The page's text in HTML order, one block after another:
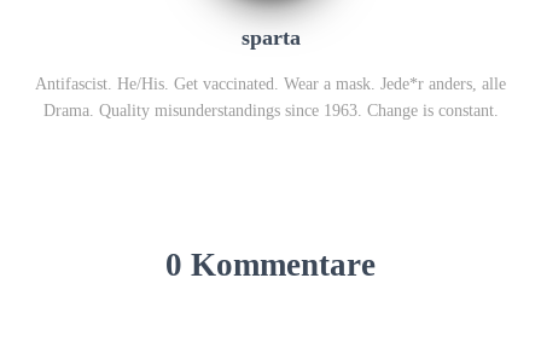
sparta
Antifascist. He/His. Get vaccinated. Wear a mask. Jede*r anders, alle
Drama. Quality misunderstandings since 1963. Change is constant.
0 Kommentare